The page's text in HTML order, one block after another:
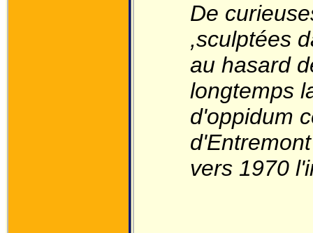
De
,sculptées
au hasard
longtemps
d'oppidum
vers 1970